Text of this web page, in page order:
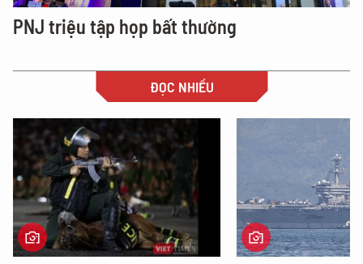
PNJ triệu tập họp bất thường
ĐỌC NHIỀU